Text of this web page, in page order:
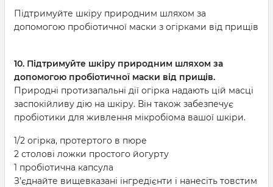
Підтримуйте шкіру природним шляхом за
допомогою пробіотичної маски з огірками від прищів
10. Підтримуйте шкіру природним шляхом за
допомогою пробіотичної маски від прищів.
Природні протизапальні дії огірка надають цій масці
заспокійливу дію на шкіру. Він також забезпечує
пробіотики для живлення мікробіома вашої шкіри.
1/2 огірка, протертого в пюре
2 столові ложки простого йогурту
1 пробіотична капсула
З’єднайте вищевказані інгредієнти і нанесіть товстим